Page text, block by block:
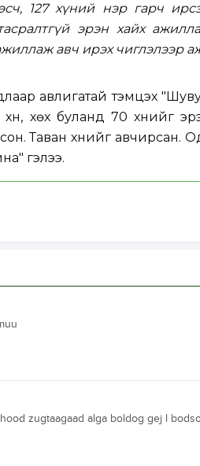
127 хүний нэр гарч
эрэн хайх
авч ирэх чиглэлээр
авлигатай тэмцэх
хөх буланд 70 хүнийг
Таван хүнийг авчирсан.
гэлээ.
zugtaagaad alga boldog gej l